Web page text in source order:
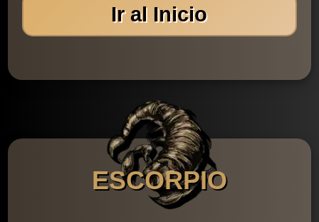
Ir al Inicio
ESCORPIO